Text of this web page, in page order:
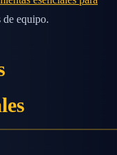
de equipo.